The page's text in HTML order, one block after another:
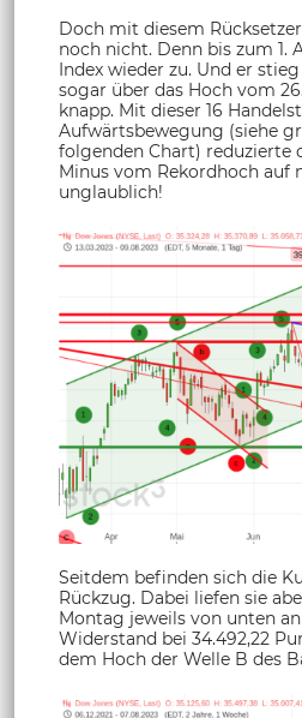
Doch mit diesem
noch nicht. Denn bis zum 1.
Index wieder zu. Und er
sogar über das Hoch vom
knapp. Mit dieser 16
Aufwärtsbewegung (siehe
folgenden Chart) reduzierte
Minus vom Rekordhoch auf
unglaublich!
Seitdem befinden sich die
Rückzug. Dabei liefen sie
Montag jeweils von unten
Widerstand bei 34.492,22
dem Hoch der Welle B des